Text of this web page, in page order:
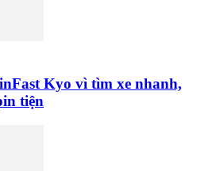
Kyo vì tìm xe nhanh,
tiện